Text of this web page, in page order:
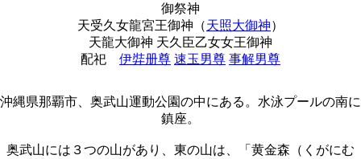
御祭神
天受久女龍宮王御神（天照大御神）
天龍大御神 天久臣乙女女王御神
配祀 伊弉册尊 速玉男尊 事解男尊
沖縄県那覇市、奥武山運動公園の中にある。水泳プールの南に
鎮座。
奥武山には３つの山があり、東の山は、「黄金森（くがにむ